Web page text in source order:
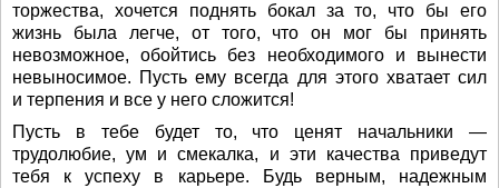
торжества, хочется поднять бокал за то, что бы его
жизнь была легче, от того, что он мог бы принять
невозможное, обойтись без необходимого и вынести
невыносимое. Пусть ему всегда для этого хватает сил
и терпения и все у него сложится!
Пусть в тебе будет то, что ценят начальники —
трудолюбие, ум и смекалка, и эти качества приведут
тебя к успеху в карьере. Будь верным, надежным